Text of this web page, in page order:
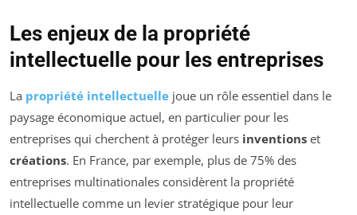
Les enjeux de la propriété
intellectuelle pour les entreprises
La propriété intellectuelle joue un rôle essentiel dans le
paysage économique actuel, en particulier pour les
entreprises qui cherchent à protéger leurs inventions et
créations. En France, par exemple, plus de 75% des
entreprises multinationales considèrent la propriété
intellectuelle comme un levier stratégique pour leur